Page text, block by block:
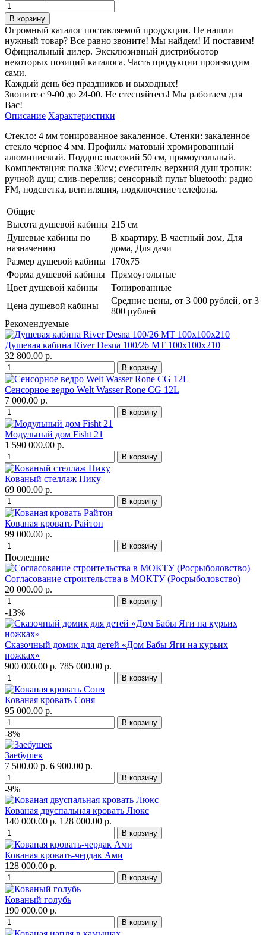
Огромный каталог поставляемой продукции. Не нашли
нужный товар? Все равно звоните! Мы найдем! И поставим!
Официальный дилер. Эксклюзивный дистрибьютор
некоторых позиций каталога. Часть продукции производим
сами.
Каждый день без праздников и выходных!
Звоните с 9-00 до 24-00. Не стесняйтесь! Мы работаем для
Вас!
Описание Характеристики
Стекло: 4 мм тонированное закаленное. Стенки: закаленное
стекло чёрное 4 мм. Профиль: матовый хромированный
алюминиевый. Поддон: высокий 50 см, прямоугольный.
Комплектация: полка 30см; смеситель; верхний душ тропик;
ручной душ; слив-перелив; сенсорный пульт bluetooth: радио
FM, подсветка, вентиляция, подключение телефона.
Общие
Высота душевой кабины 215 см
Душевые кабины по
назначению
В квартиру, В частный дом, Для
дома, Для дачи
Размер душевой кабины 170x75
Форма душевой кабины Прямоугольные
Цвет душевой кабины
Тонированные
Цена душевой кабины
Средние цены, от 3 000 рублей, от 3
800 рублей
Рекомендуемые
Душевая кабина River Desna 100/26 МТ 100х100х210
32 800.00 р.
Сенсорное ведро Welt Wasser Rone CG 12L
7 000.00 р.
Модульный дом Fisht 21
1 590 000.00 р.
Кованый стеллаж Пику
69 000.00 р.
Кованая кровать Райтон
99 000.00 р.
Последние
Согласование строительства в МОКТУ (Росрыболовство)
20 000.00 р.
-13%
Сказочный домик для детей «Дом Бабы Яги на курьих
ножках»
900 000.00 р. 785 000.00 р.
Кованая кровать Соня
95 000.00 р.
-8%
Заебушек
7 500.00 р. 6 900.00 р.
-9%
Кованая двуспальная кровать Люкс
140 000.00 р. 128 000.00 р.
Кованая кровать-чердак Ами
128 000.00 р.
Кованый голубь
190 000.00 р.